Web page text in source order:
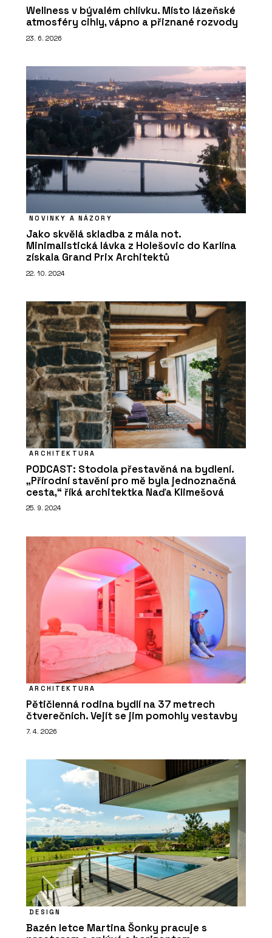
Wellness v bývalém chlívku. Místo lázeňské
atmosféry cihly, vápno a přiznané rozvody
23. 6. 2026
NOVINKY A NÁZORY
Jako skvělá skladba z mála not.
Minimalistická lávka z Holešovic do Karlína
získala Grand Prix Architektů
22. 10. 2024
ARCHITEKTURA
PODCAST: Stodola přestavěná na bydlení.
„Přírodní stavění pro mě byla jednoznačná
cesta,“ říká architektka Naďa Klimešová
25. 9. 2024
ARCHITEKTURA
Pětičlenná rodina bydlí na 37 metrech
čtverečních. Vejít se jim pomohly vestavby
7. 4. 2026
DESIGN
Bazén letce Martina Šonky pracuje s